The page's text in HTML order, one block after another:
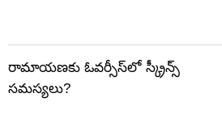
రామాయణకు ఓవర్సీస్‌లో స్క్రీన్స్
సమస్యలు?